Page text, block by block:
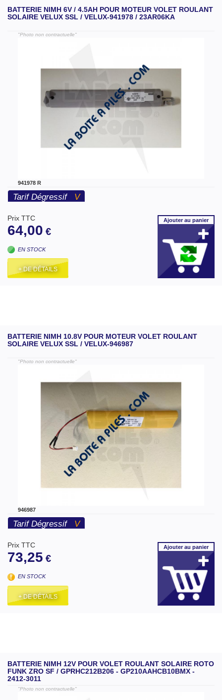
BATTERIE NIMH 6V / 4.5AH POUR MOTEUR VOLET ROULANT
SOLAIRE VELUX SSL / VELUX-941978 / 23AR06KA
"Photo non contractuelle"
941978 R
Tarif Dégressif V
Prix TTC
64,00 €
EN STOCK
+ DE DÉTAILS
Ajouterau panier
BATTERIE NIMH 10.8V POUR MOTEUR VOLET ROULANT
SOLAIRE VELUX SSL / VELUX-946987
"Photo non contractuelle"
946987
Tarif Dégressif V
Prix TTC
73,25 €
EN STOCK
+ DE DÉTAILS
Ajouterau panier
BATTERIE NIMH 12V POUR VOLET ROULANT SOLAIRE ROTO
FUNK ZRO SF / GPRHC212B206 - GP210AAHCB10BMX -
2412-3011
"Photo non contractuelle"